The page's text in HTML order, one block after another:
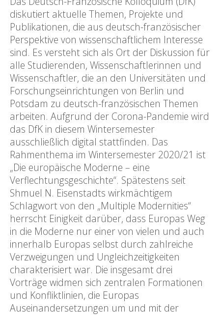
diskutiert aktuelle Themen, Projekte und
Publikationen, die aus deutsch-französischer
Perspektive von wissenschaftlichem Interesse
sind. Es versteht sich als Ort der Diskussion für
alle Studierenden, Wissenschaftlerinnen und
Wissenschaftler, die an den Universitäten und
Forschungseinrichtungen von Berlin und
Potsdam zu deutsch-französischen Themen
arbeiten. Aufgrund der Corona-Pandemie wird
das DfK in diesem Wintersemester
ausschließlich digital stattfinden. Das
Rahmenthema im Wintersemester 2020/21 ist
„Die europäische Moderne – eine
Verflechtungsgeschichte“. Spätestens seit
Shmuel N. Eisenstadts wirkmächtigem
Schlagwort von den „Multiple Modernities“
herrscht Einigkeit darüber, dass Europas Weg
in die Moderne nur einer von vielen und auch
innerhalb Europas selbst durch zahlreiche
Verzweigungen und Ungleichzeitigkeiten
charakterisiert war. Die insgesamt drei
Vorträge widmen sich zentralen Formationen
und Konfliktlinien, die Europas
Auseinandersetzungen um und mit der